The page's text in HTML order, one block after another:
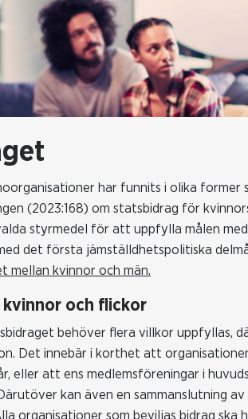
har funnits i olika former
(2023:168) om statsbidrag för
styrmedel för att uppfylla målen
det första jämställdhetspolitiska
mellan kvinnor och män.
kvinnor och flickor
behöver flera villkor uppfyllas,
Det innebär i korthet att
eller att ens medlemsföreningar i
kan även en sammanslutning
organisationer som beviljas bidrag ska